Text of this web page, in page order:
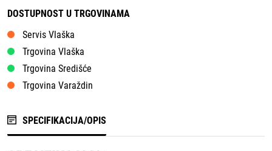
DOSTUPNOST U TRGOVINAMA
Servis Vlaška
Trgovina Vlaška
Trgovina Središće
Trgovina Varaždin
SPECIFIKACIJA/OPIS